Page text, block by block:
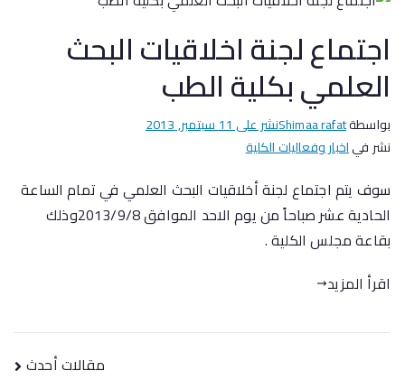
اجتماع لجنة اخلاقيات البحث
العلمي بكلية الطب
بواسطةShimaa rafatنشر على11 سبتمبر, 2013
نشر فياخبار وفعاليات الكلية
سوف يتم اجتماع لجنة أخلاقيات البحث العلمي في تمام الساعة
الحادية عشر صباحاً من يوم الاحد الموافق 2013/9/8وذلك
بقاعة مجلس الكلية .
اقرأ المزيد
مقالات أحدث